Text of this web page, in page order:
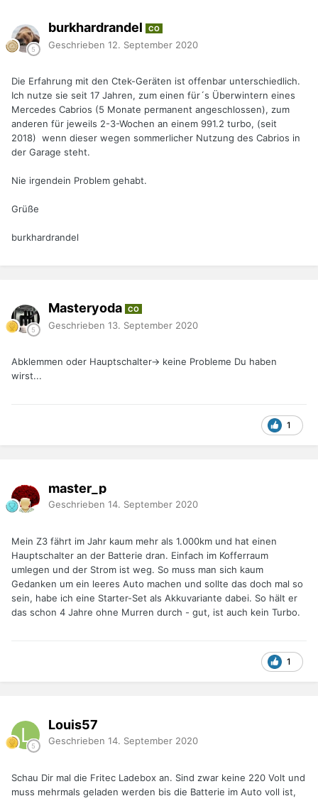
burkhardrandel CO
Geschrieben 12. September 2020
Die Erfahrung mit den Ctek-Geräten ist offenbar unterschiedlich.
Ich nutze sie seit 17 Jahren, zum einen für´s Überwintern eines
Mercedes Cabrios (5 Monate permanent angeschlossen), zum
anderen für jeweils 2-3-Wochen an einem 991.2 turbo, (seit
2018) wenn dieser wegen sommerlicher Nutzung des Cabrios in
der Garage steht.
Nie irgendein Problem gehabt.
Grüße
burkhardrandel
Masteryoda CO
Geschrieben 13. September 2020
Abklemmen oder Hauptschalter-> keine Probleme Du haben
wirst...
1
master_p
Geschrieben 14. September 2020
Mein Z3 fährt im Jahr kaum mehr als 1.000km und hat einen
Hauptschalter an der Batterie dran. Einfach im Kofferraum
umlegen und der Strom ist weg. So muss man sich kaum
Gedanken um ein leeres Auto machen und sollte das doch mal so
sein, habe ich eine Starter-Set als Akkuvariante dabei. So hält er
das schon 4 Jahre ohne Murren durch - gut, ist auch kein Turbo.
1
Louis57
Geschrieben 14. September 2020
Schau Dir mal die Fritec Ladebox an. Sind zwar keine 220 Volt und
muss mehrmals geladen werden bis die Batterie im Auto voll ist,